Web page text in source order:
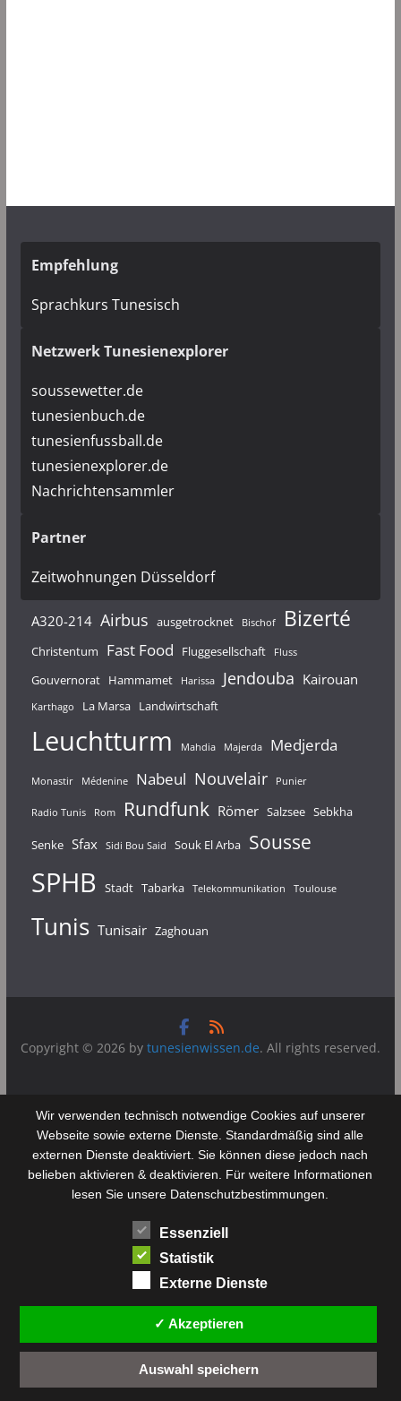
Empfehlung
Sprachkurs Tunesisch
Netzwerk Tunesienexplorer
soussewetter.de
tunesienbuch.de
tunesienfussball.de
tunesienexplorer.de
Nachrichtensammler
Partner
Zeitwohnungen Düsseldorf
A320-214 Airbus ausgetrocknet Bischof Bizerté
Christentum Fast Food Fluggesellschaft Fluss
Gouvernorat Hammamet Harissa Jendouba Kairouan
Karthago La Marsa Landwirtschaft
Leuchtturm Mahdia Majerda Medjerda
Monastir Médenine Nabeul Nouvelair Punier
Radio Tunis Rom Rundfunk Römer Salzsee Sebkha
Senke Sfax Sidi Bou Said Souk El Arba Sousse
SPHB Stadt Tabarka Telekommunikation Toulouse
Tunis Tunisair Zaghouan
Copyright © 2026 by tunesienwissen.de. All rights reserved.
Wir verwenden technisch notwendige Cookies auf unserer
Webseite sowie externe Dienste. Standardmäßig sind alle
externen Dienste deaktiviert. Sie können diese jedoch nach
belieben aktivieren & deaktivieren. Für weitere Informationen
lesen Sie unsere Datenschutzbestimmungen.
Essenziell
Statistik
Externe Dienste
✓ Akzeptieren
Auswahl speichern